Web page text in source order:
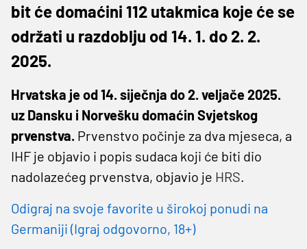
bit će domaćini 112 utakmica koje će se
održati u razdoblju od 14. 1. do 2. 2.
2025.
Hrvatska je od 14. siječnja do 2. veljače 2025.
uz Dansku i Norvešku domaćin Svjetskog
prvenstva. Prvenstvo počinje za dva mjeseca, a
IHF je objavio i popis sudaca koji će biti dio
nadolazećeg prvenstva, objavio je HRS.
Odigraj na svoje favorite u širokoj ponudi na
Germaniji (Igraj odgovorno, 18+)